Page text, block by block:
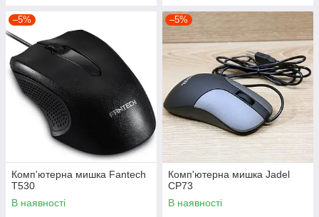
–5%
Комп'ютерна мишка Fantech
T530
В наявності
–5%
Комп'ютерна мишка Jadel
CP73
В наявності